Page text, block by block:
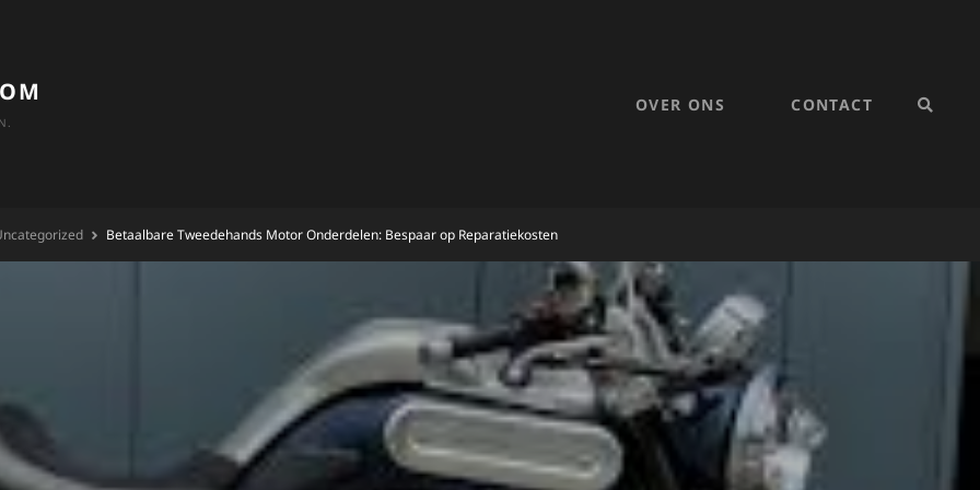
OVER ONS CONTACT
Betaalbare Tweedehands Motor Onderdelen: Bespaar op Reparatiekosten